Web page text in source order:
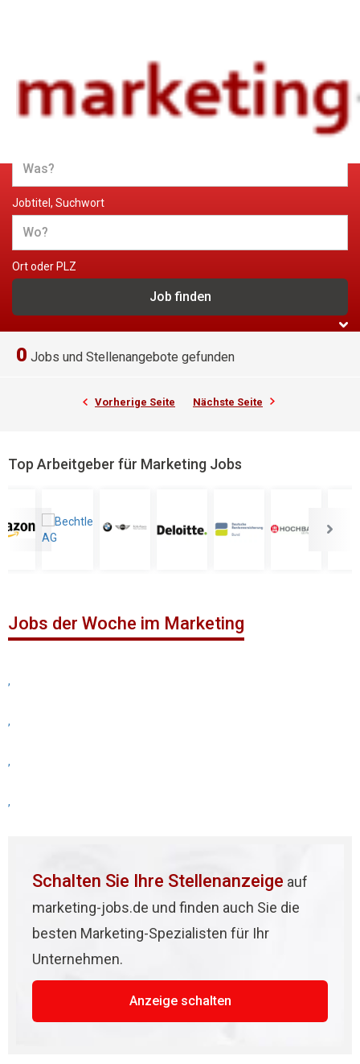
Jobs und Stellenangebote im
Marketing
Jobtitel, Suchwort
Ort oder PLZ
0 Jobs und Stellenangebote gefunden
Vorherige Seite Nächste Seite
Top Arbeitgeber für Marketing Jobs
Jobs der Woche im Marketing
,
,
,
,
Schalten Sie Ihre Stellenanzeige auf
marketing-jobs.de und finden auch Sie die
besten Marketing-Spezialisten für Ihr
Unternehmen.
Anzeige schalten